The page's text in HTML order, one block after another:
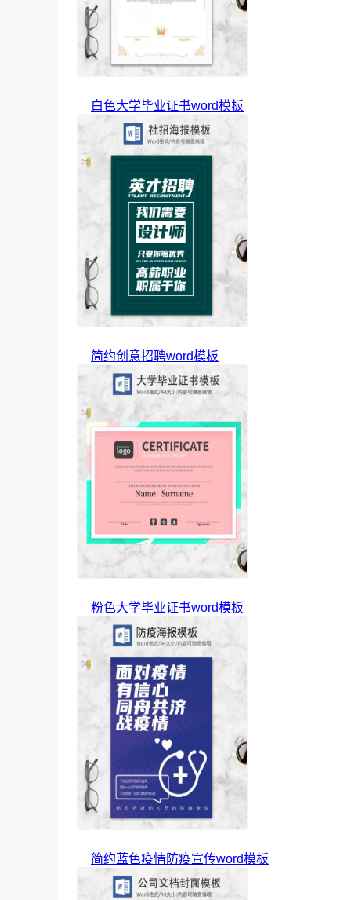
白色大学毕业证书word模板
简约创意招聘word模板
粉色大学毕业证书word模板
简约蓝色疫情防疫宣传word模板